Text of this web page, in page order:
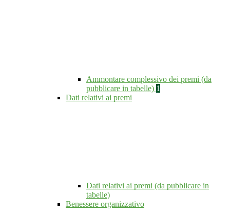
Ammontare complessivo dei premi (da
pubblicare in tabelle) 1
Dati relativi ai premi
Dati relativi ai premi (da pubblicare in
tabelle)
Benessere organizzativo